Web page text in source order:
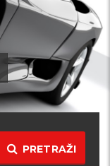
PRETRAŽI